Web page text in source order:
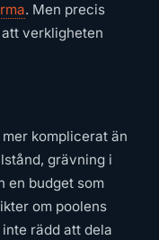
. Men precis
verkligheten
komplicerat än
grävning i
en budget som
om poolens
rädd att dela